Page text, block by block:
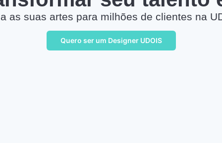
as suas artes para milhões de clientes na
Quero ser um Designer UDOIS